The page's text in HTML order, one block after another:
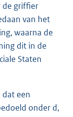
de griffier
van het
waarna de
dit in de
Staten
dat een
onder d,